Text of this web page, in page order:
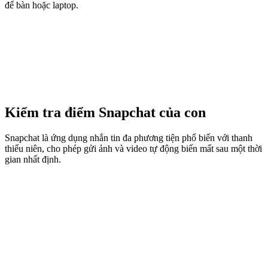
để bàn hoặc laptop.
Kiểm tra điểm Snapchat của con
Snapchat là ứng dụng nhắn tin đa phương tiện phổ biến với thanh
thiếu niên, cho phép gửi ảnh và video tự động biến mất sau một thời
gian nhất định.